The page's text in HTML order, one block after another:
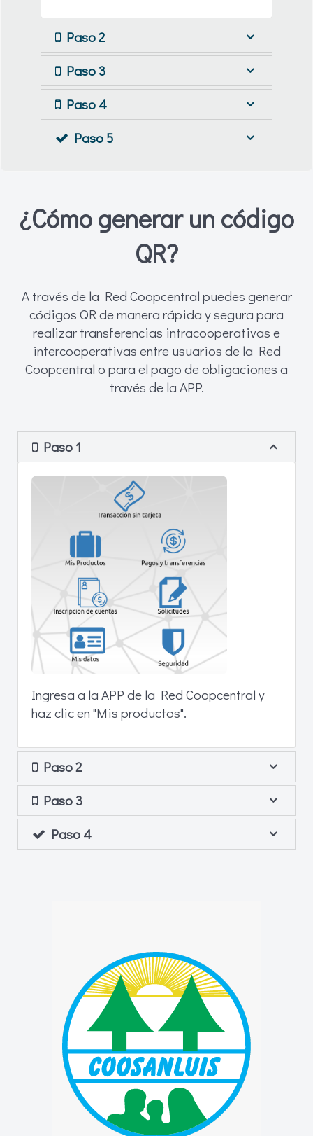
Paso 2
Paso 3
Paso 4
Paso 5
¿Cómo generar un código
QR?
A través de la Red Coopcentral puedes generar
códigos QR de manera rápida y segura para
realizar transferencias intracooperativas e
intercooperativas entre usuarios de la Red
Coopcentral o para el pago de obligaciones a
través de la APP.
Paso 1
Ingresa a la APP de la Red Coopcentral y
haz clic en "Mis productos".
Paso 2
Paso 3
Paso 4